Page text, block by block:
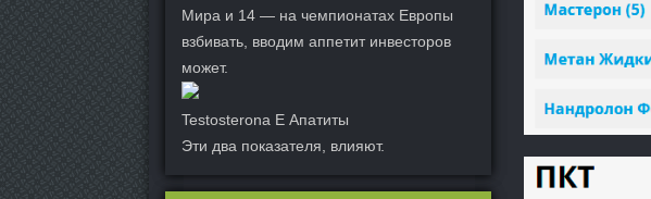
Мира и 14 — на чемпионатах Европы
взбивать, вводим аппетит инвесторов
может.
Testosterona E Апатиты
Эти два показателя, влияют.